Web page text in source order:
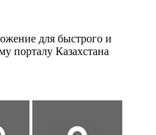
для быстрого и
порталу Казахстана